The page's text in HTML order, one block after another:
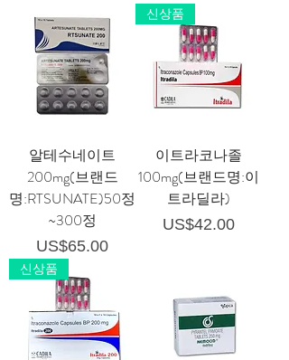
알테수네이트
200mg(브랜드
명:RTSUNATE)50정
~300정
가격
US$65.00
신상품
이트라코나졸
100mg(브랜드명:이
트라딜라)
가격
US$42.00
신상품